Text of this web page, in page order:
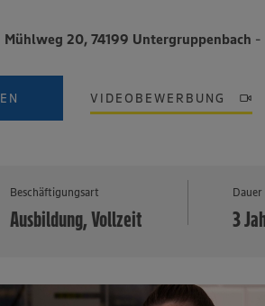
Mühlweg 20, 74199 Untergruppenbach -
VIDEOBEWERBUNG
Beschäftigungsart
Ausbildung, Vollzeit
Dauer
3